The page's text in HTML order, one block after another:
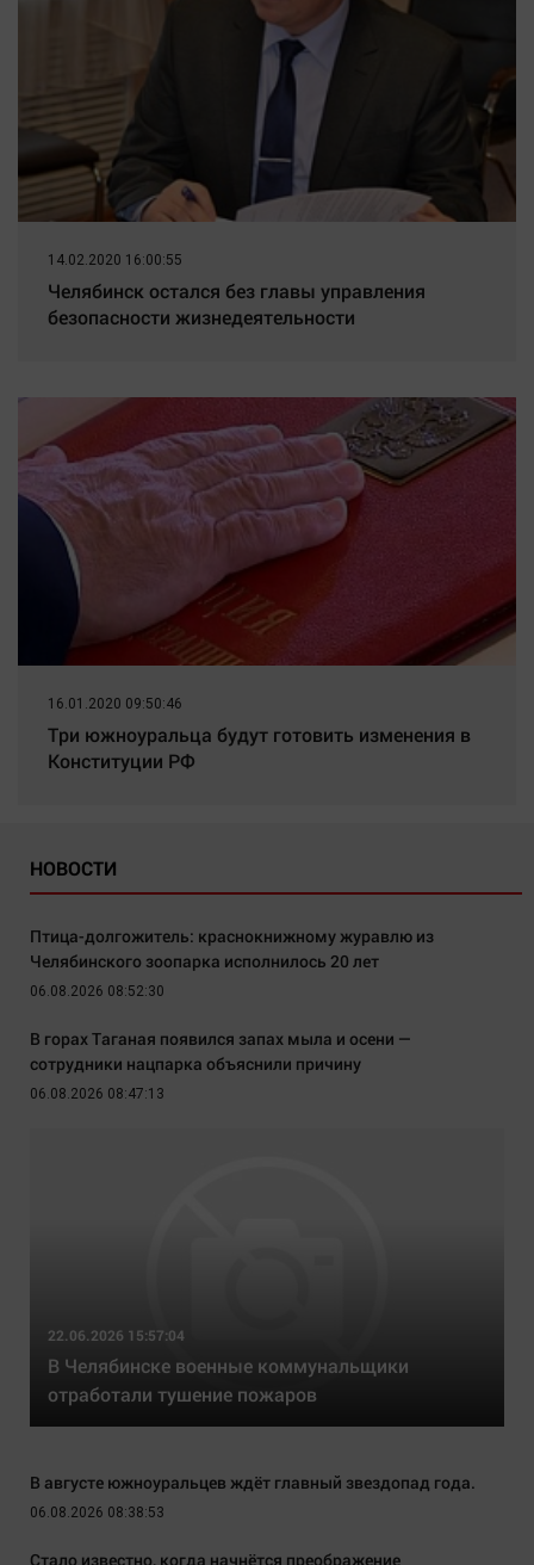
14.02.2020 16:00:55
Челябинск остался без главы управления
безопасности жизнедеятельности
16.01.2020 09:50:46
Три южноуральца будут готовить изменения в
Конституции РФ
НОВОСТИ
Птица-долгожитель: краснокнижному журавлю из
Челябинского зоопарка исполнилось 20 лет
06.08.2026 08:52:30
В горах Таганая появился запах мыла и осени —
сотрудники нацпарка объяснили причину
06.08.2026 08:47:13
22.06.2026 15:57:04
В Челябинске военные коммунальщики
отработали тушение пожаров
В августе южноуральцев ждёт главный звездопад года.
06.08.2026 08:38:53
Стало известно, когда начнётся преображение